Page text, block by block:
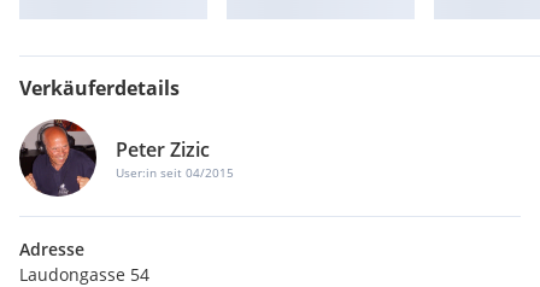
Verkäuferdetails
Peter Zizic
User:in seit 04/2015
Adresse
Laudongasse 54